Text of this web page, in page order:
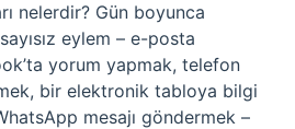
nelerdir? Gün boyunca
eylem – e-posta
yorum yapmak, telefon
bir elektronik tabloya bilgi
mesajı göndermek –